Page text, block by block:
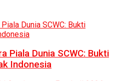
Piala Dunia SCWC: Bukti
Indonesia